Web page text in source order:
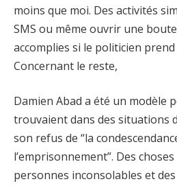
moins que moi. Des activités
SMS ou même ouvrir une
accomplies si le politicien
Concernant le reste,
Damien Abad a été un modèle
trouvaient dans des situations
son refus de “la
l’emprisonnement”. Des
personnes inconsolables et